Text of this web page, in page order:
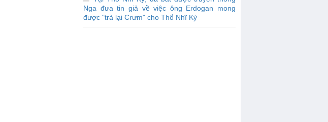
Nga đưa tin giả về việc ông Erdogan mong
được "trả lại Crưm" cho Thổ Nhĩ Kỳ